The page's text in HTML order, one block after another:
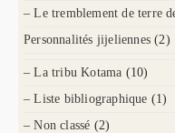
– Le tremblement de terre
Personnalités jijeliennes (2)
– La tribu Kotama (10)
– Liste bibliographique (1)
– Non classé (2)